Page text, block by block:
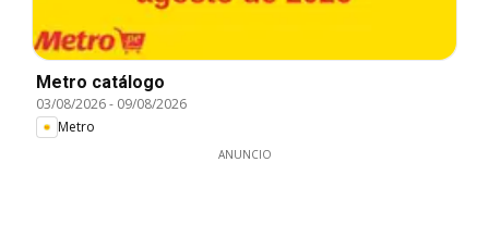
Metro catálogo
03/08/2026- 09/08/2026
Metro
ANUNCIO